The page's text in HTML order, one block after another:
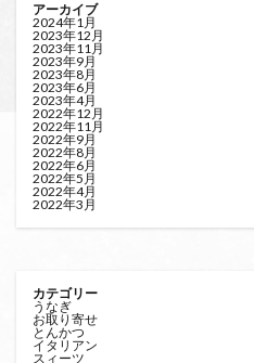
アーカイブ
2024年1月
2023年12月
2023年11月
2023年9月
2023年8月
2023年6月
2023年4月
2022年12月
2022年11月
2022年9月
2022年8月
2022年6月
2022年5月
2022年4月
2022年3月
カテゴリー
うなぎ
お取り寄せ
とんかつ
イタリアン
スィーツ